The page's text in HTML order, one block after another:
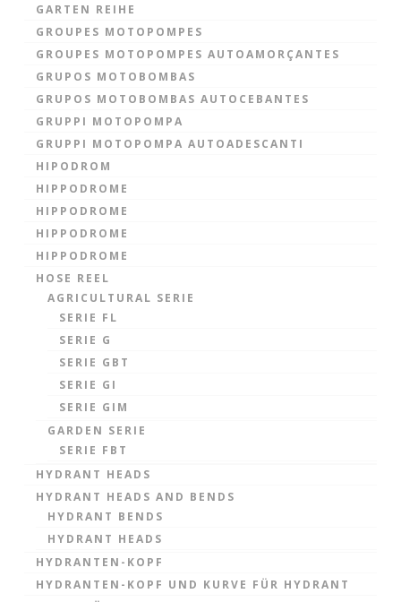
GARTEN REIHE
GROUPES MOTOPOMPES
GROUPES MOTOPOMPES AUTOAMORÇANTES
GRUPOS MOTOBOMBAS
GRUPOS MOTOBOMBAS AUTOCEBANTES
GRUPPI MOTOPOMPA
GRUPPI MOTOPOMPA AUTOADESCANTI
HIPODROM
HIPPODROME
HIPPODROME
HIPPODROME
HIPPODROME
HOSE REEL
AGRICULTURAL SERIE
SERIE FL
SERIE G
SERIE GBT
SERIE GI
SERIE GIM
GARDEN SERIE
SERIE FBT
HYDRANT HEADS
HYDRANT HEADS AND BENDS
HYDRANT BENDS
HYDRANT HEADS
HYDRANTEN-KOPF
HYDRANTEN-KOPF UND KURVE FÜR HYDRANT